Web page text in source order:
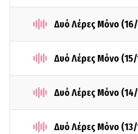
Δυό Λέρες Μόνο
Δυό Λέρες Μόνο
Δυό Λέρες Μόνο
Δυό Λέρες Μόνο